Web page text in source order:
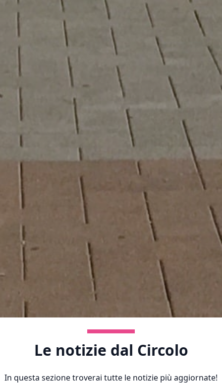
Le notizie dal Circolo
In questa sezione troverai tutte le notizie più aggiornate!